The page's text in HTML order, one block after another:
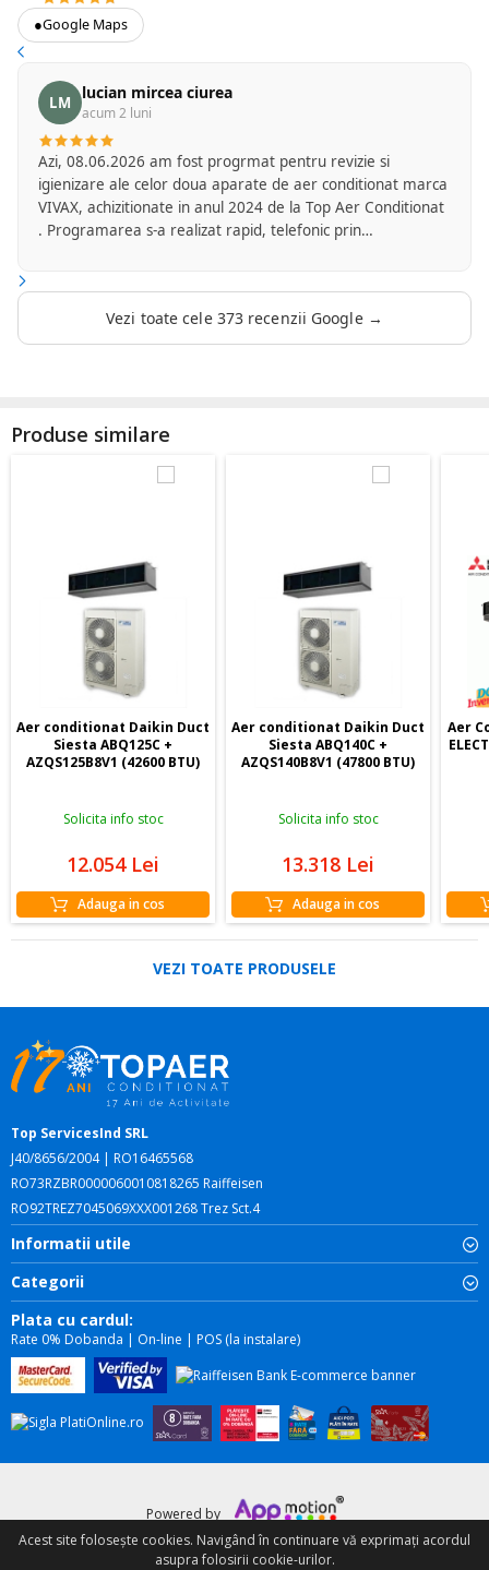
●Google Maps
LM lucian mircea ciurea
acum 2 luni
Azi, 08.06.2026 am fost progrmat pentru revizie si
igienizare ale celor doua aparate de aer conditionat marca
VIVAX, achizitionate in anul 2024 de la Top Aer Conditionat
. Programarea s-a realizat rapid, telefonic prin
va veni reprezentantul firmei Top Aer care se ocupa cu
serviciile de mentenanta. D-l Mircea Marinica a fost foarte
punctual si a sosit la ora convenita de comun acord. A
aceasta ocazie ca si acum doi ani la montajul aparatelor ,
profesionist si cu atentie la detalii. Apreciez faptul ca
firmei Top Aer si felicitari angajatilor acesteia. Recomand si
altor persoane interesate sa apeleze la produsele si
serviciile acestei firme.
Vezi toate cele 373 recenzii Google →
Produse similare
Aer conditionat Daikin Duct
Siesta ABQ125C +
AZQS125B8V1 (42600 BTU)
Solicita info stoc
12.054 Lei
Adauga in cos
Aer conditionat Daikin Duct
Siesta ABQ140C +
AZQS140B8V1 (47800 BTU)
Solicita info stoc
13.318 Lei
Adauga in cos
Aer
VEZI TOATE PRODUSELE
Top ServicesInd SRL
J40/8656/2004 | RO16465568
RO73RZBR0000060010818265 Raiffeisen
RO92TREZ7045069XXX001268 Trez Sct.4
Informatii utile
Categorii
Plata cu cardul:
Rate 0% Dobanda | On-line | POS (la instalare)
Powered by
Acest site foloseşte cookies. Navigând în continuare vă exprimați acordul
asupra folosirii cookie-urilor.